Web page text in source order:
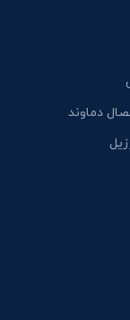
دماوند